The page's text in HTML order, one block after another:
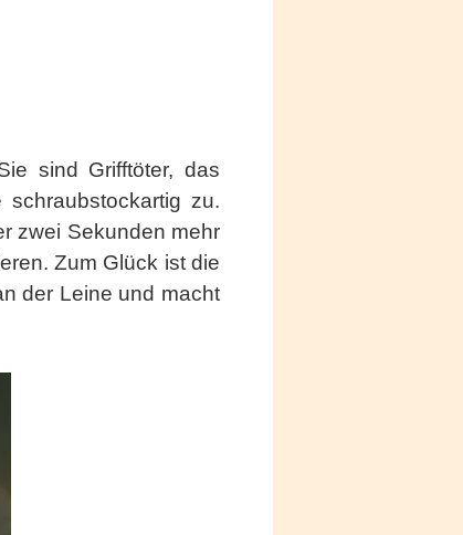
sind Grifftöter, das
zu.
zwei Sekunden mehr
Zum Glück ist die
der Leine und macht